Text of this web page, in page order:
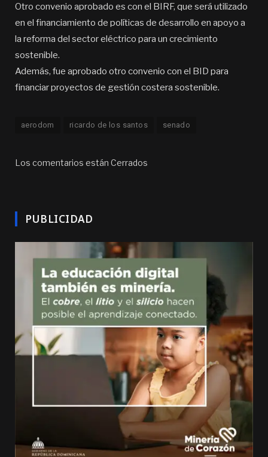
Otro convenio aprobado es con el BIRF, que será utilizado
en el financiamiento de políticas de desarrollo en apoyo a
la reforma del sector eléctrico para un crecimiento
sostenible.
Además, fue aprobado otro convenio con el BID para
financiar proyectos de gestión costera sostenible.
aerodom ricardo de los santos senado
Los comentarios están Cerrados
PUBLICIDAD